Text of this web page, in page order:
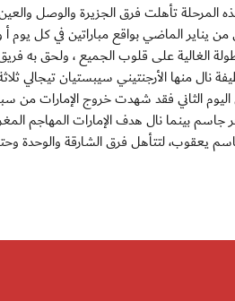
المرحلة تأهلت فرق الجزيرة والوصل والعين
يناير الماضي بواقع مباراتين في كل يوم
الغالية على قلوب الجميع ، ولحق به
نال منها الأرجنتيني سيبستيان
اليوم الثاني فقد شهدت خروج الإمارات من
جاسم بينما نال هدف الإمارات المهاجم
يعقوب، لتتأهل فرق الشارقة والوحدة